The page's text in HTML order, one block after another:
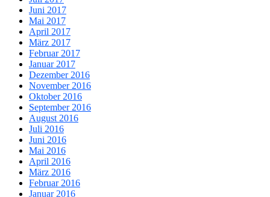
Juni 2017
Mai 2017
April 2017
März 2017
Februar 2017
Januar 2017
Dezember 2016
November 2016
Oktober 2016
September 2016
August 2016
Juli 2016
Juni 2016
Mai 2016
April 2016
März 2016
Februar 2016
Januar 2016